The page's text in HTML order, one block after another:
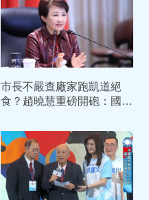
市長不嚴查廠家跑凱道絕
食？趙曉慧重磅開砲：國民